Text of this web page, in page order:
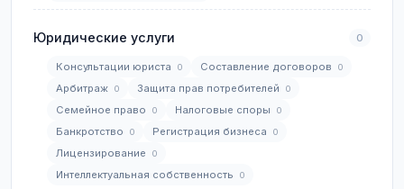
Юридические услуги 0
Консультации юриста 0 Составление договоров 0
Арбитраж 0 Защита прав потребителей 0
Семейное право 0 Налоговые споры 0
Банкротство 0 Регистрация бизнеса 0
Лицензирование 0
Интеллектуальная собственность 0